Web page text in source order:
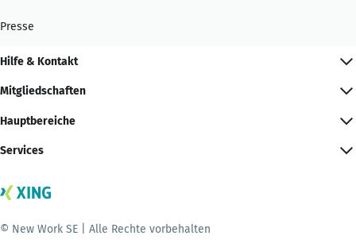
Presse
Hilfe & Kontakt
Mitgliedschaften
Hauptbereiche
Services
© New Work SE | Alle Rechte vorbehalten